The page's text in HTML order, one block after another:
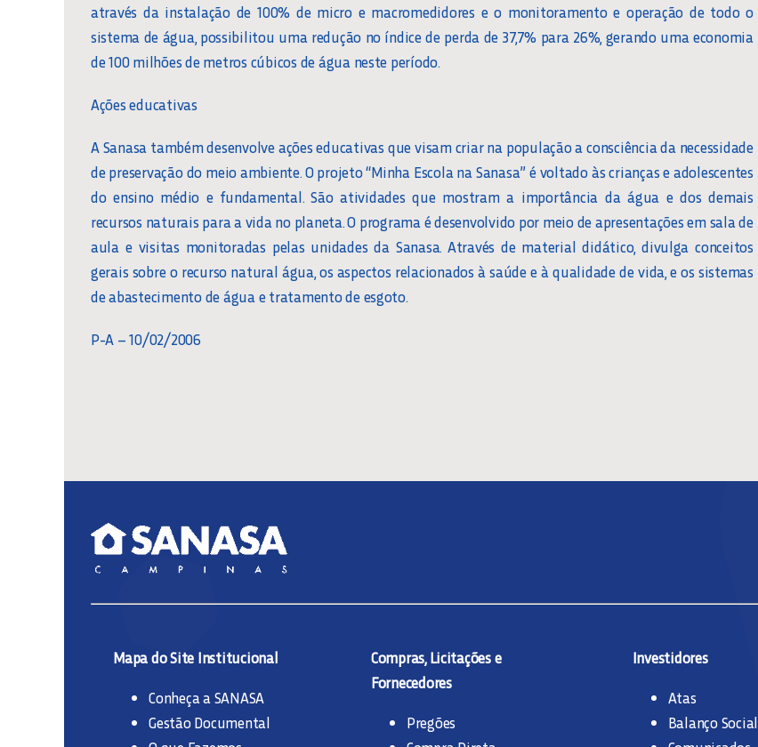
através da instalação de 100% de micro e macromedidores e o monitoramento e operação de todo o
sistema de água, possibilitou uma redução no índice de perda de 37,7% para 26%, gerando uma economia
de 100 milhões de metros cúbicos de água neste período.
Ações educativas
A Sanasa também desenvolve ações educativas que visam criar na população a consciência da necessidade
de preservação do meio ambiente. O projeto “Minha Escola na Sanasa” é voltado às crianças e adolescentes
do ensino médio e fundamental. São atividades que mostram a importância da água e dos demais
recursos naturais para a vida no planeta. O programa é desenvolvido por meio de apresentações em sala de
aula e visitas monitoradas pelas unidades da Sanasa. Através de material didático, divulga conceitos
gerais sobre o recurso natural água, os aspectos relacionados à saúde e à qualidade de vida, e os sistemas
de abastecimento de água e tratamento de esgoto.
P-A – 10/02/2006
Mapa do Site Institucional
Conheça a SANASA
Gestão Documental
Compras, Licitações e
Fornecedores
Pregões
Investidores
Atas
Balanço Social